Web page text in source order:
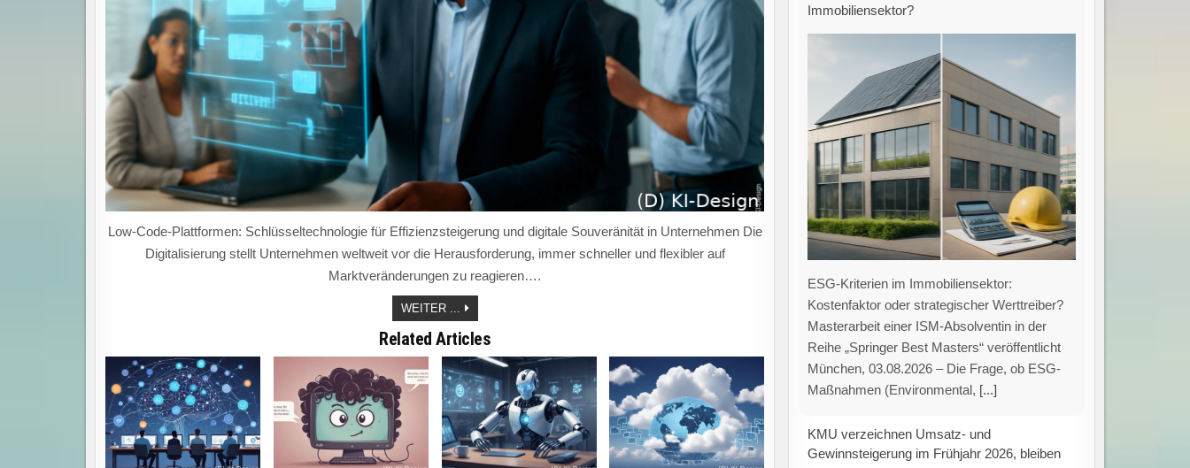
Low-Code-Plattformen: Schlüsseltechnologie für Effizienzsteigerung und digitale Souveränität in Unternehmen Die
Digitalisierung stellt Unternehmen weltweit vor die Herausforderung, immer schneller und flexibler auf
Marktveränderungen zu reagieren….
WEITER ...
LOW-
CODE-
PLATTFORMEN:
DER
FÜR
DIGITALE
TRANSFORMATION
UND
EFFIZIENZ
IM
UNTERNEHMEN!
Related Articles
jedoch bei Investitionen zurückhaltend.
Verbesserte wirtschaftliche Lage der kleinen
und mittleren Unternehmen im Frühjahr 2026
Im zweiten Quartal 2026 verzeichneten kleine
und mittlere Unternehmen (KMU) eine
deutliche Steigerung ihrer[...]
Hochwasservorsorge: Frühwarnung,
Risikoanalyse und Schutzmaßnahmen für